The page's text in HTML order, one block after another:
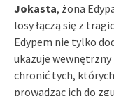
Jokasta, żona
losy łączą się z
Edypem nie tylko
ukazuje
chronić tych,
prowadząc ich do